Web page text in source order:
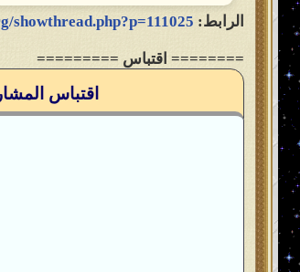
الرابط: showthread.php?p=111025
======== اقتباس =========
اقتباس